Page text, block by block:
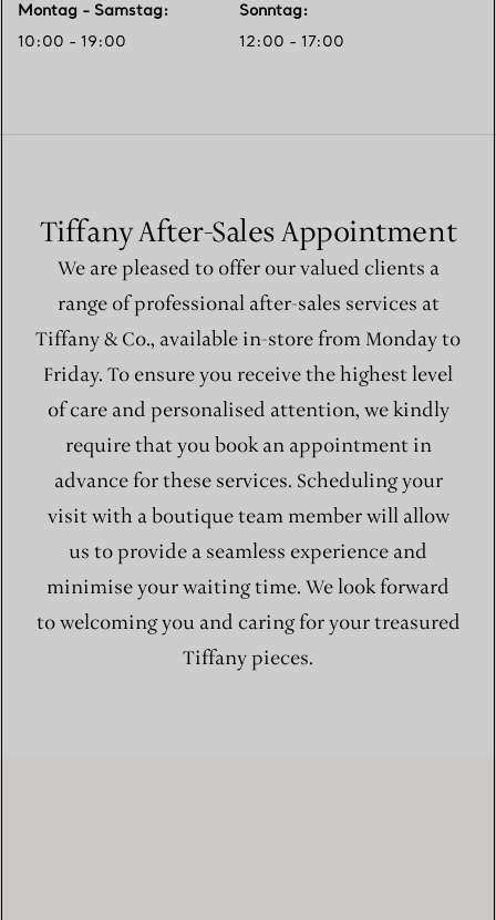
Montag - Samstag:
10:00 - 19:00
Sonntag:
12:00 - 17:00
Tiffany After-Sales Appointment
We are pleased to offer our valued clients a
range of professional after-sales services at
Tiffany & Co., available in-store from Monday to
Friday. To ensure you receive the highest level
of care and personalised attention, we kindly
require that you book an appointment in
advance for these services. Scheduling your
visit with a boutique team member will allow
us to provide a seamless experience and
minimise your waiting time. We look forward
to welcoming you and caring for your treasured
Tiffany pieces.